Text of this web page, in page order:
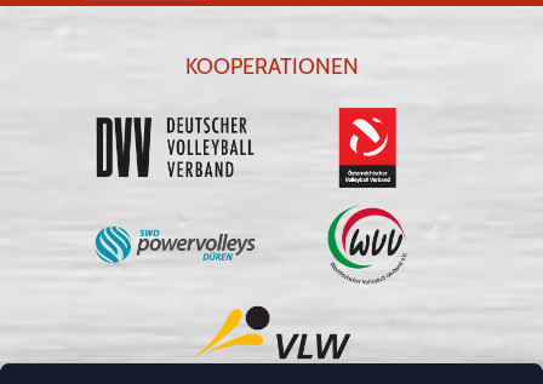
KOOPERATIONEN